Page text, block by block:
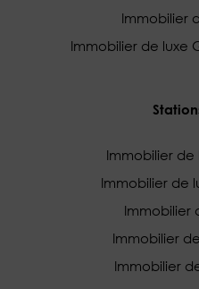
Immobilier
Immobilier de luxe
Immobilier de
Immobilier de
Immobilier
Immobilier
Immobilier